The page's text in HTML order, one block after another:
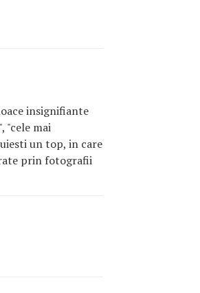
insignifiante
"cele mai
un top, in care
prin fotografii